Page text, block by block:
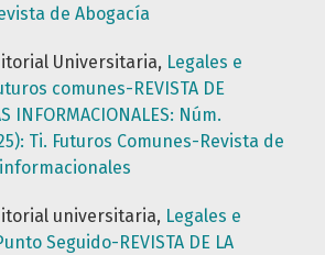
de Abogacía
Universitaria, Legales e
comunes-REVISTA DE
INFORMACIONALES: Núm.
Ti. Futuros Comunes-Revista de
universitaria, Legales e
Seguido-REVISTA DE LA